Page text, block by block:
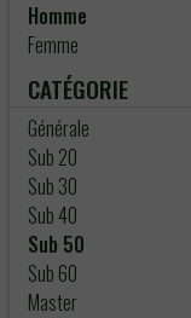
Homme
Femme
CATÉGORIE
Générale
Sub 20
Sub 30
Sub 40
Sub 50
Sub 60
Master